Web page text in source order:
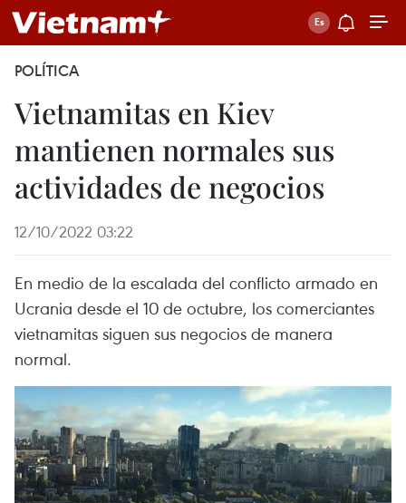
POLÍTICA
Vietnamitas en Kiev
mantienen normales sus
actividades de negocios
12/10/2022 03:22
En medio de la escalada del conflicto armado en
Ucrania desde el 10 de octubre, los comerciantes
vietnamitas siguen sus negocios de manera
normal.